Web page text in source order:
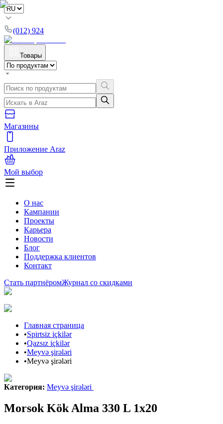
(012) 924
Товары
Магазины
Приложение Araz
Мой выбор
О нас
Кампании
Проекты
Карьера
Новости
Блог
Поддержка клиентов
Контакт
Стать партнёромЖурнал со скидками
Главная страница
•Spirtsiz içkilər
•Qazsız içkilər
•Meyvə şirələri
•Meyvə şirələri
Категория: Meyvə şirələri
Morsok Kök Alma 330 L 1x20